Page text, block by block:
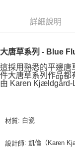
詳細說明
大唐草系列 - Blue
這採用熟悉的平邊唐
件大唐草系列作品都
由 Karen Kjældgård-
材質: 白瓷
設計師: 凱倫（Karen